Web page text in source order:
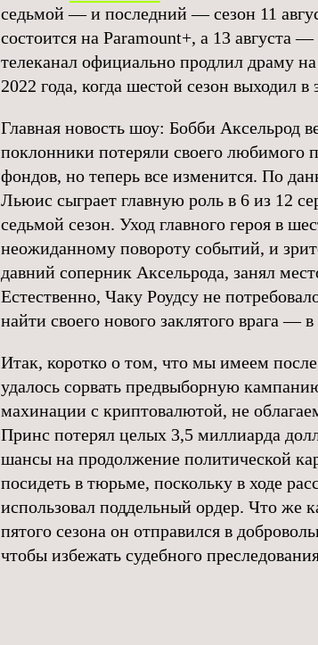
седьмой — и последний — сезон 11
состоится на Paramount+, а 13 августа
телеканал официально продлил драму
2022 года, когда шестой сезон выходил в
Главная новость шоу: Бобби Аксельрод
поклонники потеряли своего любимого
фондов, но теперь все изменится. По
Льюис сыграет главную роль в 6 из 12
седьмой сезон. Уход главного героя в
неожиданному повороту событий, и
давний соперник Аксельрода, занял
Естественно, Чаку Роудсу не
найти своего нового заклятого врага —
Итак, коротко о том, что мы имеем
удалось сорвать предвыборную
махинации с криптовалютой, не
Принс потерял целых 3,5 миллиарда
шансы на продолжение политической
посидеть в тюрьме, поскольку в ходе
использовал поддельный ордер. Что же
пятого сезона он отправился в
чтобы избежать судебного